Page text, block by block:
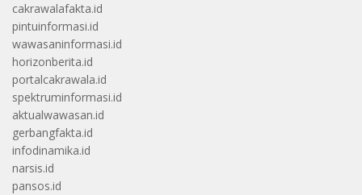
cakrawalafakta.id
pintuinformasi.id
wawasaninformasi.id
horizonberita.id
portalcakrawala.id
spektruminformasi.id
aktualwawasan.id
gerbangfakta.id
infodinamika.id
narsis.id
pansos.id